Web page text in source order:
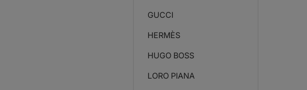
GUCCI
HERMÈS
HUGO BOSS
LORO PIANA